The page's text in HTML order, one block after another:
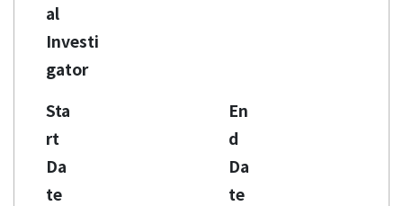
al
Investi
gator
Sta
rt
Da
te
En
d
Da
te